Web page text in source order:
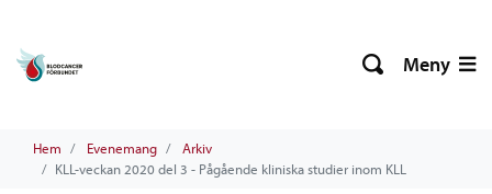
Meny
Hem Evenemang
Arkiv
KLL-veckan 2020 del 3 - Pågående kliniska studier inom KLL